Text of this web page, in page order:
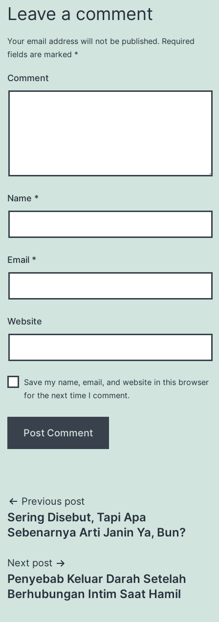
Leave a comment
Your email address will not be published. Required
fields are marked *
Comment
Name *
Email *
Website
Save my name, email, and website in this browser
for the next time I comment.
Post
navigation
Previous post
Sering Disebut, Tapi Apa
Sebenarnya Arti Janin Ya, Bun?
Next post
Penyebab Keluar Darah Setelah
Berhubungan Intim Saat Hamil